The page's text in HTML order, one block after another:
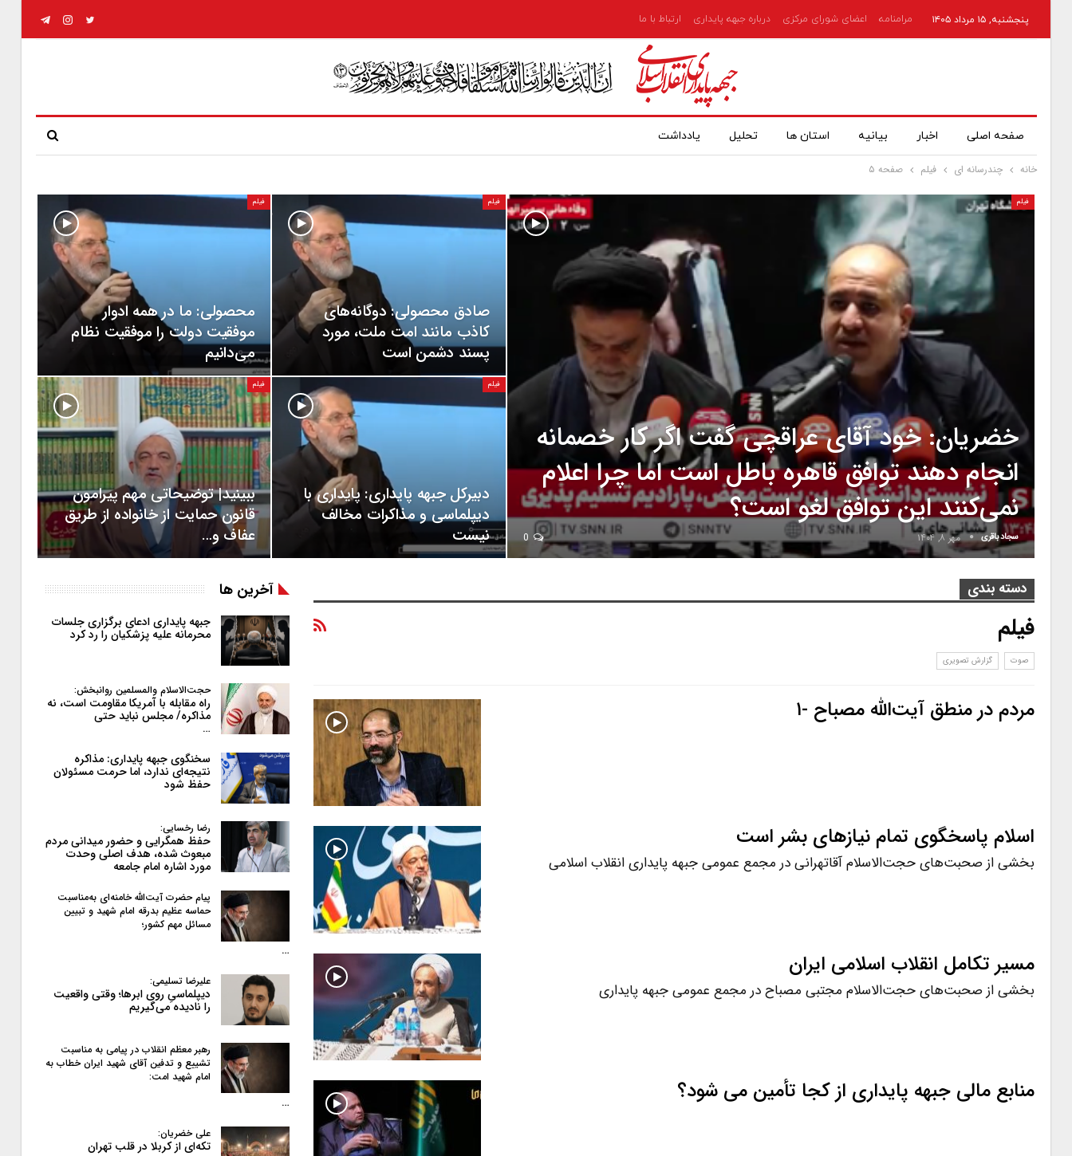
پنجشنبه, ۱۵ مرداد ۱۴۰۵ مرامنامه اعضای شورای مرکزی درباره جبهه پایداری ارتباط با ما
صفحه اصلی اخبار بیانیه استان ها تحلیل یادداشت
خانه چندرسانه ای فیلم صفحه ۵
فیلم
خضریان: خود آقای عراقچی گفت اگر کار خصمانه
انجام دهند توافق قاهره باطل است اما چرا اعلام
نمی‌کنند این توافق لغو است؟
سجاد باقری مهر ۸, ۱۴۰۴
فیلم
صادق محصولی: دوگانه‌های
کاذب مانند امت ملت، مورد
پسند دشمن است
فیلم
محصولی: ما در همه ادوار
موفقیت دولت را موفقیت نظام
می‌دانیم
فیلم
دبیرکل جبهه پایداری: پایداری با
دیپلماسی و مذاکرات مخالف
نیست
فیلم
ببینید| توضیحاتی مهم پیرامون
قانون حمایت از خانواده از طریق
عفاف و…
دسته بندی
فیلم
صوت گزارش تصویری
مردم در منطق آیت‌الله مصباح -۱
اسلام پاسخگوی تمام نیازهای بشر است
بخشی از صحبت‌های حجت‌الاسلام آقاتهرانی در مجمع عمومی جبهه پایداری انقلاب اسلامی
مسیر تکامل انقلاب اسلامی ایران
بخشی از صحبت‌های حجت‌الاسلام مجتبی مصباح در مجمع عمومی جبهه پایداری
منابع مالی جبهه پایداری از کجا تأمین می شود؟
آخرین ها
جبهه پایداری ادعای برگزاری جلسات
محرمانه علیه پزشکیان را رد کرد
حجت‌الاسلام والمسلمین روانبخش:
راه مقابله با آمریکا مقاومت است، نه
مذاکره/ مجلس نباید حتی
…
سخنگوی جبهه پایداری: مذاکره
نتیجه‌ای ندارد، اما حرمت مسئولان
حفظ شود
رضا رخسایی:
حفظ همگرایی و حضور میدانی مردم
مبعوث شده، هدف اصلی وحدت
مورد اشاره امام جامعه
پیام حضرت آیت‌الله خامنه‌ای به‌مناسبت
حماسه عظیم بدرقه امام شهید و تبیین
مسائل مهم کشور؛
…
علیرضا تسلیمی:
دیپلماسیِ روی ابرها؛ وقتی واقعیت
را نادیده می‌گیریم
رهبر معظم انقلاب در پیامی به‌ مناسبت
تشییع و تدفین آقای شهید ایران خطاب به
امام شهید امت:
…
علی خضریان:
تکه‌ای از کربلا در قلب تهران